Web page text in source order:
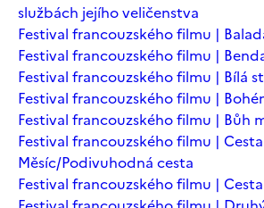
službách jejího veličenstva
Festival francouzského filmu |
Festival francouzského filmu |
Festival francouzského filmu | Bílá
Festival francouzského filmu |
Festival francouzského filmu | Bůh
Festival francouzského filmu |
Měsíc/Podivuhodná cesta
Festival francouzského filmu |